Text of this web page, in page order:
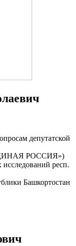
депутатской
РОССИЯ»)
респ.
Башкортостан